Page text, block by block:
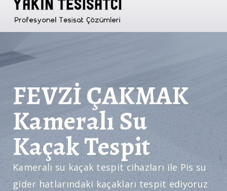
FEVZİ ÇAKMAK
Kameralı Su
Kaçak Tespit
Kameralı su kaçak tespit cihazları ile Pis su
gider hatlarındaki kaçakları tespit ediyoruz